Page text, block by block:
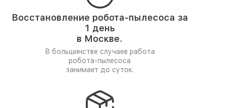
Восстановление робота-пылесоса за
1 день
в Москве.
В большинстве случаев работа
робота-пылесоса
занимает до суток.